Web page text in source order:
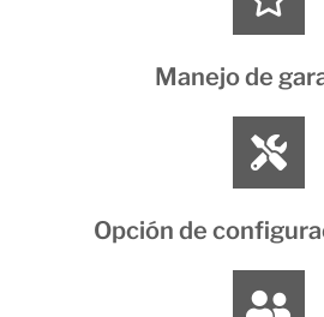
Manejo de
Opción de